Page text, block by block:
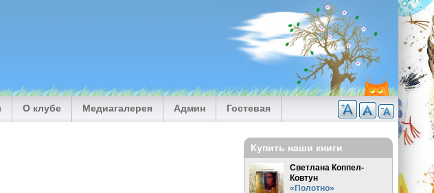
О клубе Медиагалерея Админ Гостевая
Купить наши книги
Светлана Коппел-
Ковтун
«Полотно»